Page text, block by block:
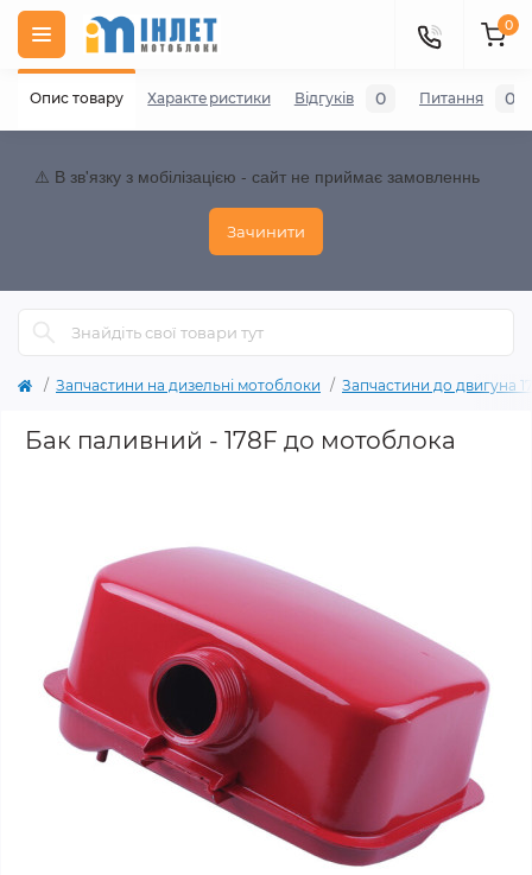
⚠️ В зв'язку з мобілізацією - сайт не приймає замовленнь
Зачинити
0
Запчастини на дизельні мотоблоки Запчастини до двигуна
Бак паливний - 178F до мотоблока
Опис товару Характеристики Відгуків 0 Питання 0